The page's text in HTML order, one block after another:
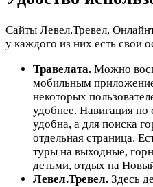
Сайты Левел.Тревел,
у каждого из них есть свои
Травелата. Можно
мобильным
некоторых
удобнее. Навигация по
удобна, а для поиска
отдельная страница.
туры на выходные,
детьми, отдых на
Левел.Тревел. Здесь